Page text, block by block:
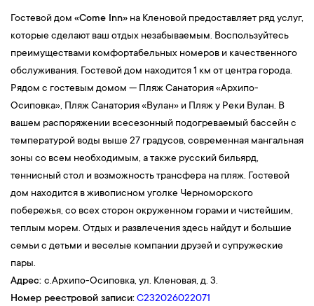
Гостевой дом «Come Inn» на Кленовой предоставляет ряд услуг,
которые сделают ваш отдых незабываемым. Воспользуйтесь
преимуществами комфортабельных номеров и качественного
обслуживания. Гостевой дом находится 1 км от центра города.
Рядом с гостевым домом — Пляж Санатория «Архипо-
Осиповка», Пляж Санатория «Вулан» и Пляж у Реки Вулан. В
вашем распоряжении всесезонный подогреваемый бассейн с
температурой воды выше 27 градусов, современная мангальная
зоны со всем необходимым, а также русский бильярд,
теннисный стол и возможность трансфера на пляж. Гостевой
дом находится в живописном уголке Черноморского
побережья, со всех сторон окруженном горами и чистейшим,
теплым морем. Отдых и развлечения здесь найдут и большие
семьи с детьми и веселые компании друзей и супружеские
пары.
Адрес: с.Архипо-Осиповка, ул. Кленовая, д. 3.
Номер реестровой записи:С232026022071